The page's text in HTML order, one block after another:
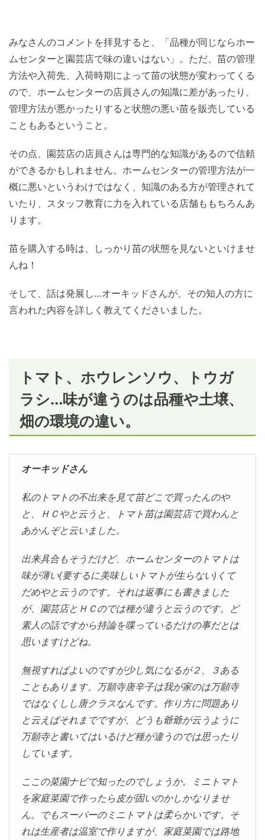
みなさんのコメントを拝見すると、「品種が同じならホー
ムセンターと園芸店で味の違いはない」。ただ、苗の管理
方法や入荷先、入荷時期によって苗の状態が変わってくる
ので、ホームセンターの店員さんの知識に差があったり、
管理方法が悪かったりすると状態の悪い苗を販売している
こともあるということ。
その点、園芸店の店員さんは専門的な知識があるので信頼
ができるかもしれません。ホームセンターの管理方法が一
概に悪いというわけではなく、知識のある方が管理されて
いたり、スタッフ教育に力を入れている店舗ももちろんあ
ります。
苗を購入する時は、しっかり苗の状態を見ないといけませ
んね！
そして、話は発展し…オーキッドさんが、その知人の方に
言われた内容を詳しく教えてくださいました。
トマト、ホウレンソウ、トウガ
ラシ…味が違うのは品種や土壌、
畑の環境の違い。
オーキッドさん
私のトマトの不出来を見て苗どこで買ったんのや
と、ＨＣやと云うと、トマト苗は園芸店で買わんと
あかんぞと云いました。
出来具合もそうだけど、ホームセンターのトマトは
味が薄い(要するに美味しいトマトが生らない)くて
だめやと云うのです。それは返事にも書きました
が、園芸店とＨＣのでは種が違うと云うのです。ど
素人の話ですから持論を喋っているだけの事だとは
思いますけどね。
無視すればよいのですが少し気になるが２、３ある
こともあります。万願寺唐辛子は我が家のは万願寺
ではなくしし唐クラスなんです。作り方に問題あり
と云えばそれまでですが、どうも爺爺が云うように
万願寺と書いてはいるけど種が違うのでは思ったり
しています。
ここの菜園ナビで知ったのでしょうか。ミニトマト
を家庭菜園で作ったら皮が固いのかしかなりませ
ん。でもスーパーのミニトマトは柔らかいです。そ
れは生産者は温室で作りますが、家庭菜園では路地